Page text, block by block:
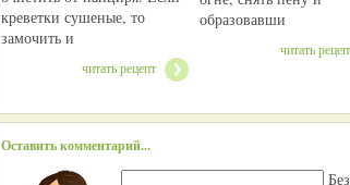
креветки сушеные, то
замочить и
читать рецепт
образовавши
читать
Оставить комментарий...